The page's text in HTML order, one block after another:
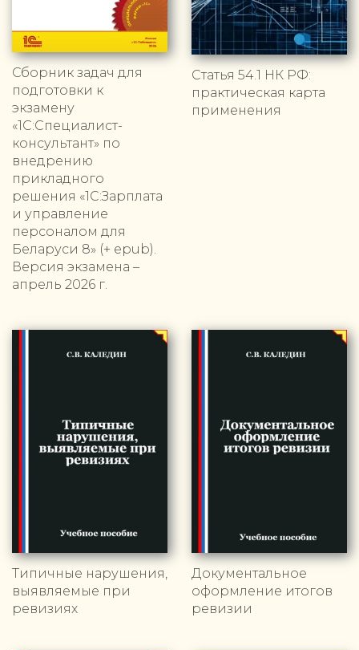
Сборник задач для
подготовки к
экзамену
«1С:Специалист-
консультант» по
внедрению
прикладного
решения «1С:Зарплата
и управление
персоналом для
Беларуси 8» (+ epub).
Версия экзамена –
апрель 2026 г.
Статья 54.1 НК РФ:
практическая карта
применения
Типичные нарушения,
выявляемые при
ревизиях
Документальное
оформление итогов
ревизии